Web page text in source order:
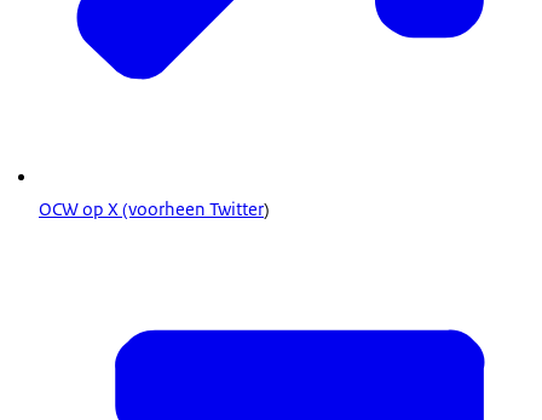
OCW op X (voorheen Twitter)